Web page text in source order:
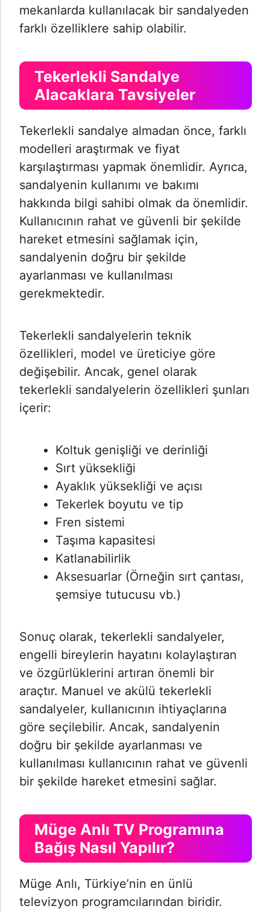
mekanlarda kullanılacak bir sandalyeden
farklı özelliklere sahip olabilir.
Tekerlekli Sandalye
Alacaklara Tavsiyeler
Tekerlekli sandalye almadan önce, farklı
modelleri araştırmak ve fiyat
karşılaştırması yapmak önemlidir. Ayrıca,
sandalyenin kullanımı ve bakımı
hakkında bilgi sahibi olmak da önemlidir.
Kullanıcının rahat ve güvenli bir şekilde
hareket etmesini sağlamak için,
sandalyenin doğru bir şekilde
ayarlanması ve kullanılması
gerekmektedir.
Tekerlekli sandalyelerin teknik
özellikleri, model ve üreticiye göre
değişebilir. Ancak, genel olarak
tekerlekli sandalyelerin özellikleri şunları
içerir:
Koltuk genişliği ve derinliği
Sırt yüksekliği
Ayaklık yüksekliği ve açısı
Tekerlek boyutu ve tip
Fren sistemi
Taşıma kapasitesi
Katlanabilirlik
Aksesuarlar (Örneğin sırt çantası,
şemsiye tutucusu vb.)
Sonuç olarak, tekerlekli sandalyeler,
engelli bireylerin hayatını kolaylaştıran
ve özgürlüklerini artıran önemli bir
araçtır. Manuel ve akülü tekerlekli
sandalyeler, kullanıcının ihtiyaçlarına
göre seçilebilir. Ancak, sandalyenin
doğru bir şekilde ayarlanması ve
kullanılması kullanıcının rahat ve güvenli
bir şekilde hareket etmesini sağlar.
Müge Anlı TV Programına
Bağış Nasıl Yapılır?
Müge Anlı, Türkiye’nin en ünlü
televizyon programcılarından biridir.